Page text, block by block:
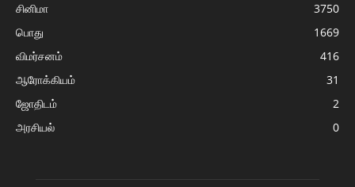
சினிமா
3750
பொது
1669
விமர்சனம்
416
ஆரோக்கியம்
31
ஜோதிடம்
2
அரசியல்
0